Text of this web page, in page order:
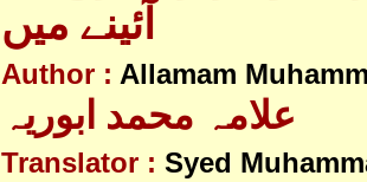
آئینے میں
Author : Allamam
علامہ محمد ابوریہ
Translator : Syed